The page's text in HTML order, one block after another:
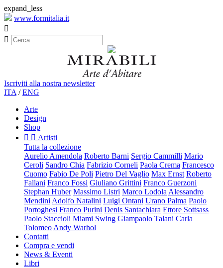
expand_less
www.formitalia.it


Iscriviti alla nostra newsletter
ITA /ENG
Arte
Design
Shop
  Artisti
Tutta la collezione
Aurelio Amendola Roberto Barni Sergio Cammilli Mario
Ceroli Sandro Chia Fabrizio Corneli Paola Crema Francesco
Cuomo Fabio De Poli Pietro Del Vaglio Max Ernst Roberto
Fallani Franco Fossi Giuliano Grittini Franco Guerzoni
Stephan Huber Massimo Listri Marco Lodola Alessandro
Mendini Adolfo Natalini Luigi Ontani Urano Palma Paolo
Portoghesi Franco Purini Denis Santachiara Ettore Sottsass
Paolo Staccioli Miami Swing Giampaolo Talani Carla
Tolomeo Andy Warhol
Contatti
Compra e vendi
News & Eventi
Libri